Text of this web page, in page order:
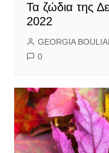
Τα ζώδια της
2022
GEORGIA
0